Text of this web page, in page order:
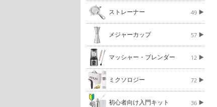
ストレーナー 49
メジャーカップ 57
マッシャー・ブレンダー 12
ミクソロジー 72
初心者向け入門キット 36